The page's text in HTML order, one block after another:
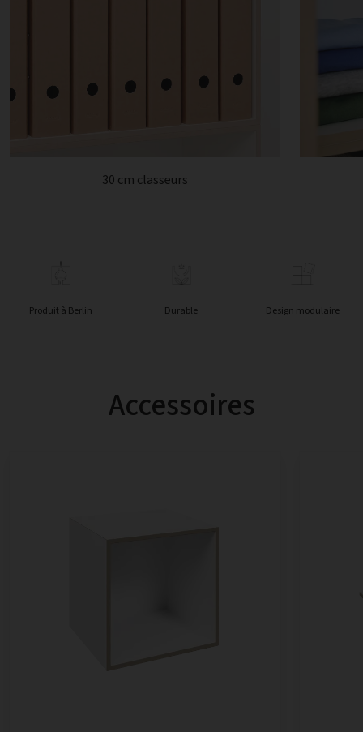
30 cm classeurs
Produit à Berlin Durable Design modulaire
Accessoires